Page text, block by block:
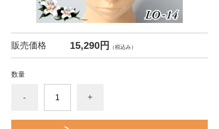
販売価格 15,290円 （税込み）
数量
- +